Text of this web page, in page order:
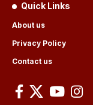
Quick Links
About us
Privacy Policy
Contact us